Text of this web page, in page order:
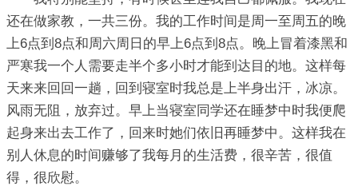
还在做家教，一共三份。我的工作时间是周一至周五的晚
上6点到8点和周六周日的早上6点到8点。晚上冒着漆黑和
严寒我一个人需要走半个多小时才能到达目的地。这样每
天来来回回一趟，回到寝室时我总是上半身出汗，冰凉。
风雨无阻，放弃过。早上当寝室同学还在睡梦中时我便爬
起身来出去工作了，回来时她们依旧再睡梦中。这样我在
别人休息的时间赚够了我每月的生活费，很辛苦，很值
得，很欣慰。